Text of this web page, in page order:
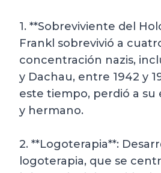
1. **Sobreviviente del
Frankl sobrevivió a
concentración nazis,
y Dachau, entre 1942 y
este tiempo, perdió a su
y hermano.
2. **Logoterapia**:
logoterapia, que se